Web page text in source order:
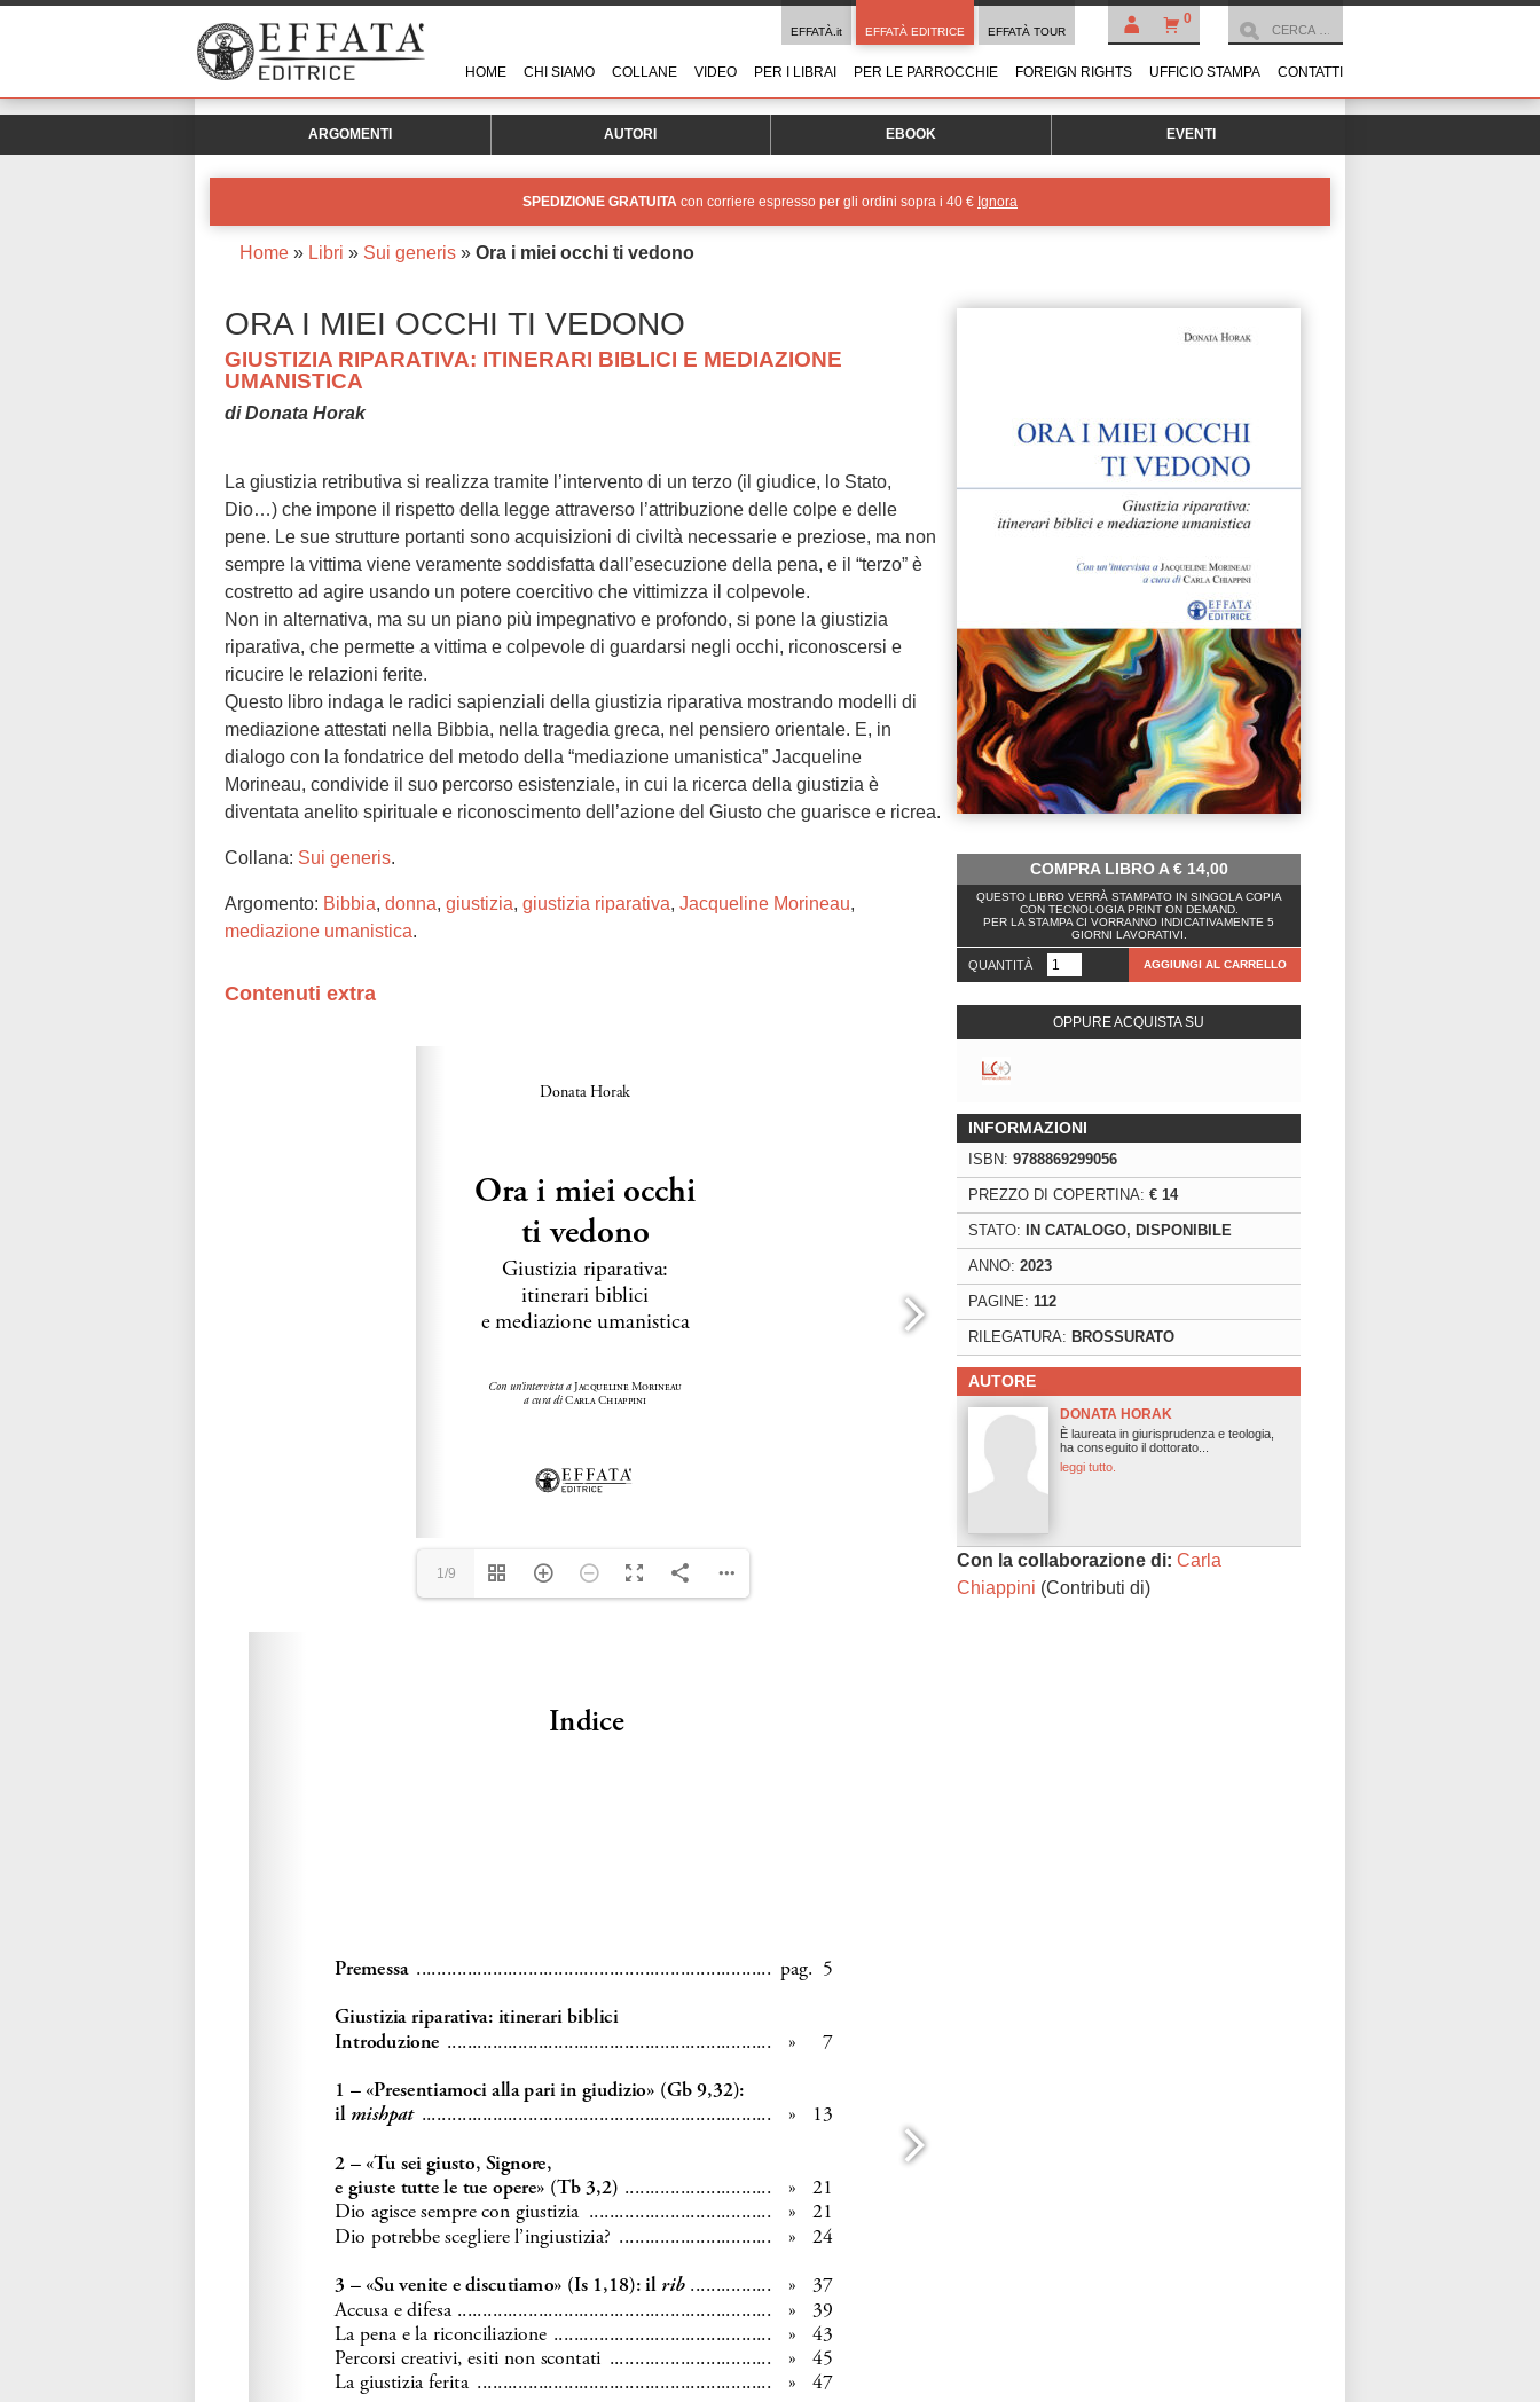
0
EFFATÀ.it EFFATÀ EDITRICE EFFATÀ TOUR
HOME CHI SIAMO COLLANE VIDEO PER I LIBRAI PER LE PARROCCHIE FOREIGN RIGHTS UFFICIO STAMPA CONTATTI
ARGOMENTI AUTORI EBOOK EVENTI
SPEDIZIONE GRATUITA con corriere espresso per gli ordini sopra i 40 € Ignora
Home » Libri » Sui generis » Ora i miei occhi ti vedono
COMPRA LIBRO A€14,00
QUESTO LIBRO VERRÀ STAMPATO IN SINGOLA COPIA
CON TECNOLOGIA PRINT ON DEMAND.
PER LA STAMPA CI VORRANNO INDICATIVAMENTE 5
GIORNI LAVORATIVI.
QUANTITÀ AGGIUNGI AL CARRELLO
OPPURE ACQUISTA SU
INFORMAZIONI
ISBN: 9788869299056
PREZZO DI COPERTINA: € 14
STATO: IN CATALOGO, DISPONIBILE
ANNO: 2023
PAGINE: 112
RILEGATURA: BROSSURATO
AUTORE
DONATA HORAK
È laureata in giurisprudenza e teologia,
ha conseguito il dottorato...
leggi tutto.
Con la collaborazione di: Carla
Chiappini (Contributi di)
ORA I MIEI OCCHI TI VEDONO
GIUSTIZIA RIPARATIVA: ITINERARI BIBLICI E MEDIAZIONE
UMANISTICA
di Donata Horak
La giustizia retributiva si realizza tramite l’intervento di un terzo (il giudice, lo Stato,
Dio…) che impone il rispetto della legge attraverso l’attribuzione delle colpe e delle
pene. Le sue strutture portanti sono acquisizioni di civiltà necessarie e preziose, ma non
sempre la vittima viene veramente soddisfatta dall’esecuzione della pena, e il “terzo” è
costretto ad agire usando un potere coercitivo che vittimizza il colpevole.
Non in alternativa, ma su un piano più impegnativo e profondo, si pone la giustizia
riparativa, che permette a vittima e colpevole di guardarsi negli occhi, riconoscersi e
ricucire le relazioni ferite.
Questo libro indaga le radici sapienziali della giustizia riparativa mostrando modelli di
mediazione attestati nella Bibbia, nella tragedia greca, nel pensiero orientale. E, in
dialogo con la fondatrice del metodo della “mediazione umanistica” Jacqueline
Morineau, condivide il suo percorso esistenziale, in cui la ricerca della giustizia è
diventata anelito spirituale e riconoscimento dell’azione del Giusto che guarisce e ricrea.
Collana: Sui generis.
Argomento: Bibbia, donna, giustizia, giustizia riparativa, Jacqueline Morineau,
mediazione umanistica.
Contenuti extra
1/9